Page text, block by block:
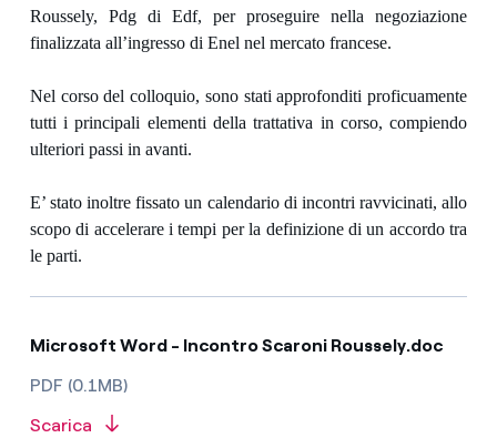
Roussely, Pdg di Edf, per proseguire nella negoziazione
finalizzata all’ingresso di Enel nel mercato francese.
Nel corso del colloquio, sono stati approfonditi proficuamente
tutti i principali elementi della trattativa in corso, compiendo
ulteriori passi in avanti.
E’ stato inoltre fissato un calendario di incontri ravvicinati, allo
scopo di accelerare i tempi per la definizione di un accordo tra
le parti.
Microsoft Word - Incontro Scaroni Roussely.doc
PDF (0.1MB)
Scarica